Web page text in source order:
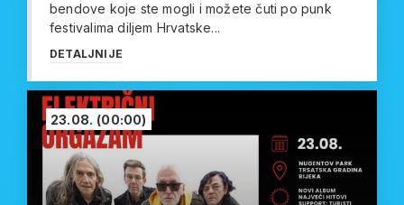
bendove koje ste mogli i možete čuti po punk
festivalima diljem Hrvatske...
DETALJNIJE
23.08. (00:00)